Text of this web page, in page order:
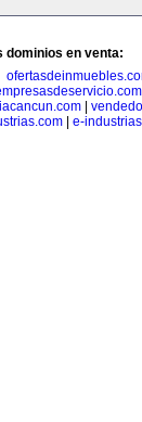
dominios en venta:
|
e-